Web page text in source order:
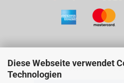
Diese Webseite verwendet
Technologien
Besuchen Sie uns